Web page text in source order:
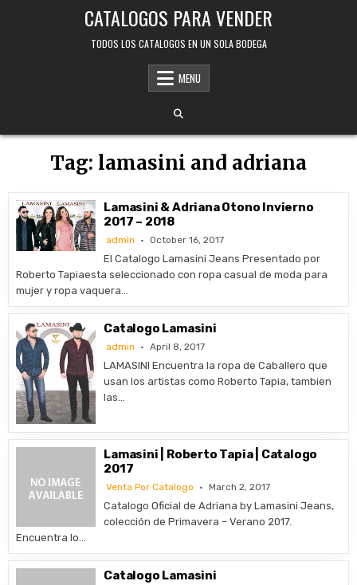
CATALOGOS PARA VENDER
TODOS LOS CATALOGOS EN UN SOLA BODEGA
MENU
Tag: lamasini and adriana
Lamasini & Adriana Otono Invierno
2017 – 2018
admin October 16, 2017
El Catalogo Lamasini Jeans Presentado por
Roberto Tapiaesta seleccionado con ropa casual de moda para
mujer y ropa vaquera…
Catalogo Lamasini
admin April 8, 2017
LAMASINI Encuentra la ropa de Caballero que
usan los artistas como Roberto Tapia, tambien
las…
Lamasini | Roberto Tapia | Catalogo
2017
Venta Por Catalogo March 2, 2017
Catalogo Oficial de Adriana by Lamasini Jeans,
colección de Primavera – Verano 2017.
Encuentra lo…
Catalogo Lamasini